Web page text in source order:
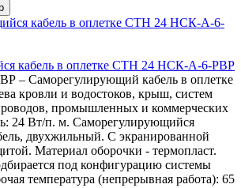
кабель в оплетке СТН 24 НСК-А-6-РВР
– Саморегулирующий кабель в оплетке
кровли и водостоков, крыш, систем
промышленных и коммерческих
24 Вт/п. м. Саморегулирующийся
двухжильный. С экранированной
Материал оборочки - термопласт.
под конфигурацию системы
температура (непрерывная работа): 65